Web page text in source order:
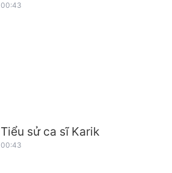
00:43
Tiểu sử ca sĩ Karik
00:43